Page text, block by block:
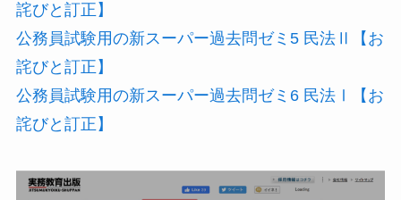
詫びと訂正】
公務員試験用の新スーパー過去問ゼミ5 民法Ⅱ【お
詫びと訂正】
公務員試験用の新スーパー過去問ゼミ6 民法Ⅰ【お
詫びと訂正】